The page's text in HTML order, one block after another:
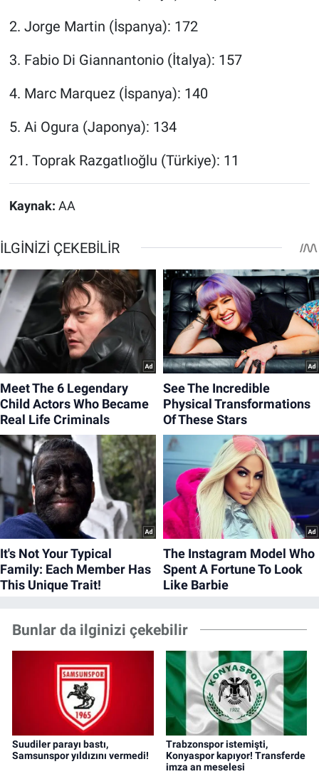
2. Jorge Martin (İspanya): 172
3. Fabio Di Giannantonio (İtalya): 157
4. Marc Marquez (İspanya): 140
5. Ai Ogura (Japonya): 134
21. Toprak Razgatlıoğlu (Türkiye): 11
Kaynak: AA
Bunlar da ilginizi çekebilir
Suudiler parayı bastı,
Samsunspor yıldızını vermedi!
Trabzonspor istemişti,
Konyaspor kapıyor! Transferde
imza an meselesi